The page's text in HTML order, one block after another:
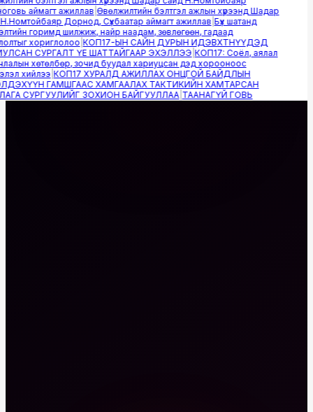
аймагт ажиллав|Өвөлжилтийн бэлтгэл ажлын хүрээнд Шадар
Дорнод, Сүхбаатар аймагт ажиллав|Бүх шатанд
горимд шилжиж, найр наадам, зөвлөгөөн, гадаад
хориглолоо|КОП17-ЫН САЙН ДУРЫН ИДЭВХТНҮҮДЭД
СУРГАЛТ ҮЕ ШАТТАЙГААР ЭХЭЛЛЭЭ|КОП17: Соёл, аялал
хөтөлбөр, зочид буудал хариуцсан дэд хорооноос
хийлээ|КОП17 ХУРАЛД АЖИЛЛАХ ОНЦГОЙ БАЙДЛЫН
ГАМШГААС ХАМГААЛАХ ТАКТИКИЙН ХАМТАРСАН
СУРГУУЛИЙГ ЗОХИОН БАЙГУУЛЛАА|ТААНАГҮЙ ГОВЬ